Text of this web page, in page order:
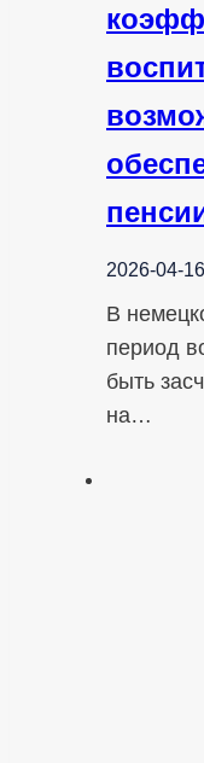
2026-04-16
В
период
быть
на…